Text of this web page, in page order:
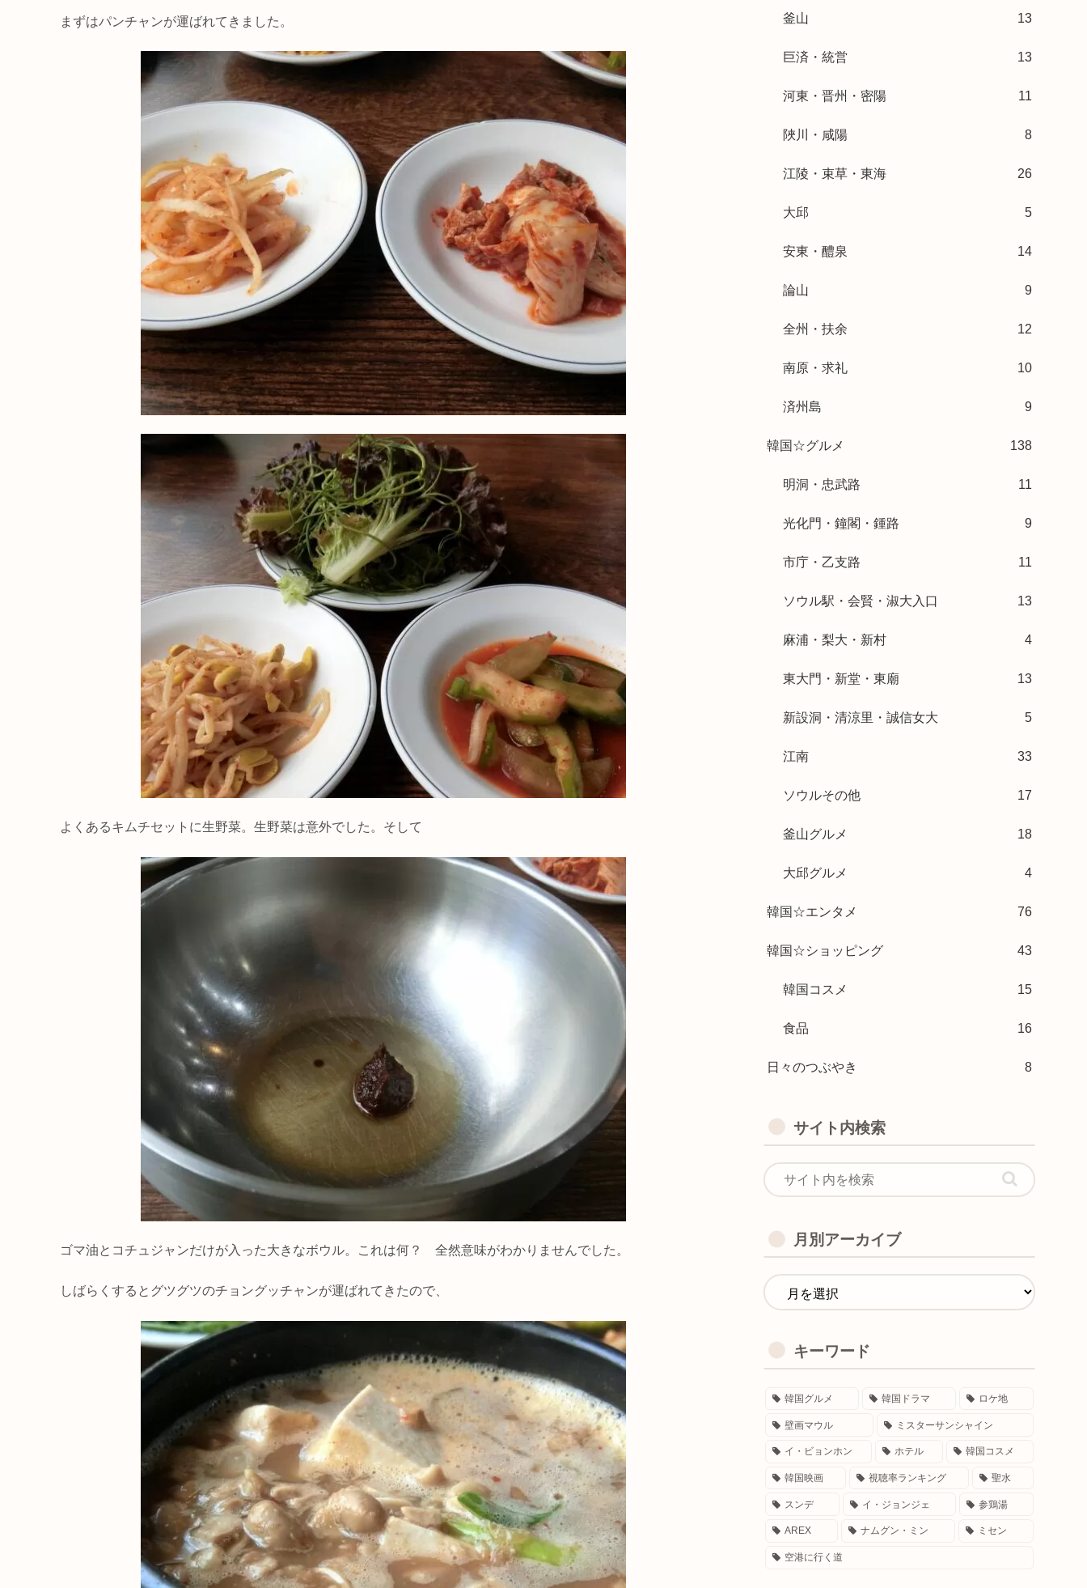
まずはパンチャンが運ばれてきました。
よくあるキムチセットに生野菜。生野菜は意外でした。そして
ゴマ油とコチュジャンだけが入った大きなボウル。これは何？ 全然意味がわかりませんでした。
しばらくするとグツグツのチョングッチャンが運ばれてきたので、
釜山 13
巨済・統営 13
河東・晋州・密陽 11
陜川・咸陽 8
江陵・束草・東海 26
大邱 5
安東・醴泉 14
論山 9
全州・扶余 12
南原・求礼 10
済州島 9
韓国☆グルメ 138
明洞・忠武路 11
光化門・鐘閣・鍾路 9
市庁・乙支路 11
ソウル駅・会賢・淑大入口 13
麻浦・梨大・新村 4
東大門・新堂・東廟 13
新設洞・清涼里・誠信女大 5
江南 33
ソウルその他 17
釜山グルメ 18
大邱グルメ 4
韓国☆エンタメ 76
韓国☆ショッピング 43
韓国コスメ 15
食品 16
日々のつぶやき 8
サイト内検索
月別アーカイブ
キーワード
韓国グルメ 韓国ドラマ ロケ地
壁画マウル ミスターサンシャイン
イ・ビョンホン ホテル 韓国コスメ
韓国映画 視聴率ランキング 聖水
スンデ イ・ジョンジェ 参鶏湯
AREX ナムグン・ミン ミセン
空港に行く道